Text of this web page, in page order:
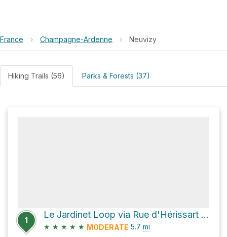
France › Champagne-Ardenne › Neuvizy
Hiking Trails (56) Parks & Forests (37)
1
Le Jardinet Loop via Rue d'Hérissart and Rue de Membre
★ ★ ★ ★ ★ MODERATE 5.7 mi